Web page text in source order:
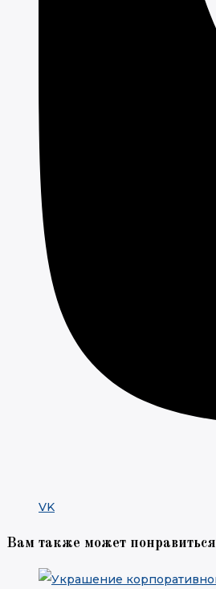
VK
Вам также может понравиться